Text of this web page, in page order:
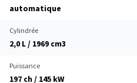
automatique
Cylindrée
2,0 L / 1969 cm3
Puissance
197 ch / 145 kW